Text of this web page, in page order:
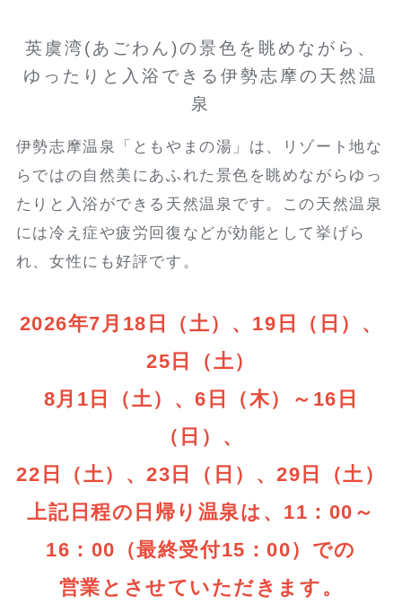
英虞湾(あごわん)の景色を眺めながら、
ゆったりと入浴できる伊勢志摩の天然温
泉
伊勢志摩温泉「ともやまの湯」は、リゾート地な
らではの自然美にあふれた景色を眺めながらゆっ
たりと入浴ができる天然温泉です。この天然温泉
には冷え症や疲労回復などが効能として挙げら
れ、女性にも好評です。
2026年7月18日（土）、19日（日）、
25日（土）
8月1日（土）、6日（木）～16日
（日）、
22日（土）、23日（日）、29日（土）
上記日程の日帰り温泉は、11：00～
16：00（最終受付15：00）での
営業とさせていただきます。